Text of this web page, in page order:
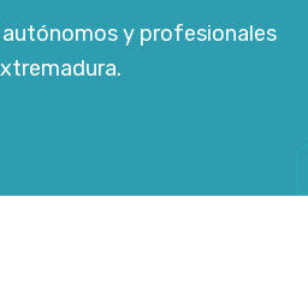
y profesionales